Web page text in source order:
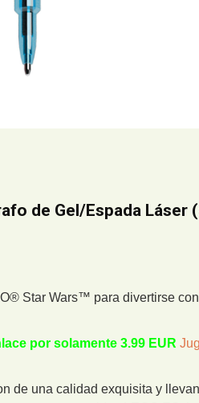
de Gel/Espada Láser
Star Wars™ para divertirse
por solamente 3.99 EUR
de una calidad exquisita y